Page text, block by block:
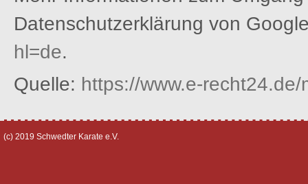
Datenschutzerklärung von
hl=de.
Quelle: https://www.e-
(c) 2019 Schwedter Karate e.V.